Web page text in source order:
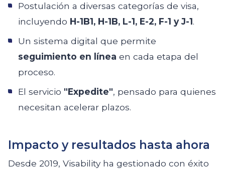
Postulación a diversas categorías de visa,
incluyendo H-1B1, H-1B, L-1, E-2, F-1 y J-1.
Un sistema digital que permite
seguimiento en línea en cada etapa del
proceso.
El servicio "Expedite", pensado para quienes
necesitan acelerar plazos.
Impacto y resultados hasta ahora
Desde 2019, Visability ha gestionado con éxito